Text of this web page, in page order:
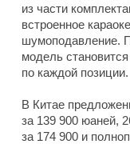
из части
встроенное
шумоподавление.
модель
по каждой позиции.
В Китае
за 139 900 юаней,
за 174 900 и